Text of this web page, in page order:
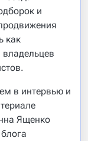
и
как
в интервью и
Ященко